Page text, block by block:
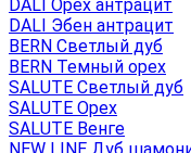
DALI Орех антрацит
DALI Эбен антрацит
BERN Светлый дуб
BERN Темный орех
SALUTE Светлый дуб
SALUTE Орех
SALUTE Венге